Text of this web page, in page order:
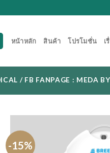
หน้าหลัก สินค้า โปรโมชั่น เ
/ FB FANPAGE : MEDA
-15%